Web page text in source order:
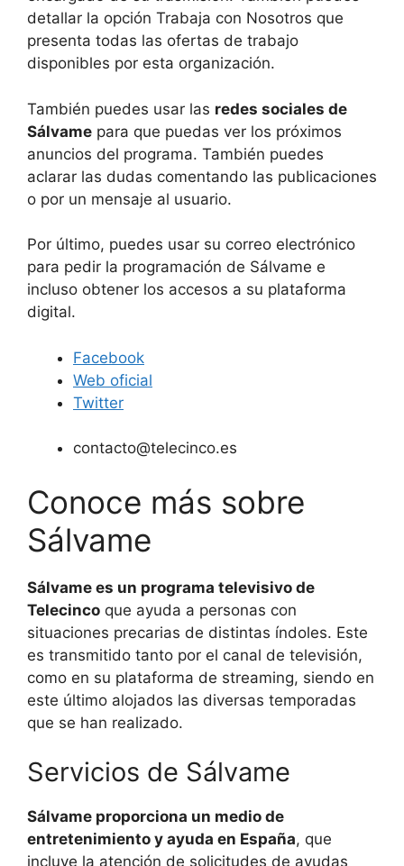
detallar la opción Trabaja con Nosotros que
presenta todas las ofertas de trabajo
disponibles por esta organización.
También puedes usar las redes sociales de
Sálvame para que puedas ver los próximos
anuncios del programa. También puedes
aclarar las dudas comentando las publicaciones
o por un mensaje al usuario.
Por último, puedes usar su correo electrónico
para pedir la programación de Sálvame e
incluso obtener los accesos a su plataforma
digital.
Facebook
Web oficial
Twitter
contacto@telecinco.es
Conoce más sobre
Sálvame
Sálvame es un programa televisivo de
Telecinco que ayuda a personas con
situaciones precarias de distintas índoles. Este
es transmitido tanto por el canal de televisión,
como en su plataforma de streaming, siendo en
este último alojados las diversas temporadas
que se han realizado.
Servicios de Sálvame
Sálvame proporciona un medio de
entretenimiento y ayuda en España, que
incluye la atención de solicitudes de ayudas